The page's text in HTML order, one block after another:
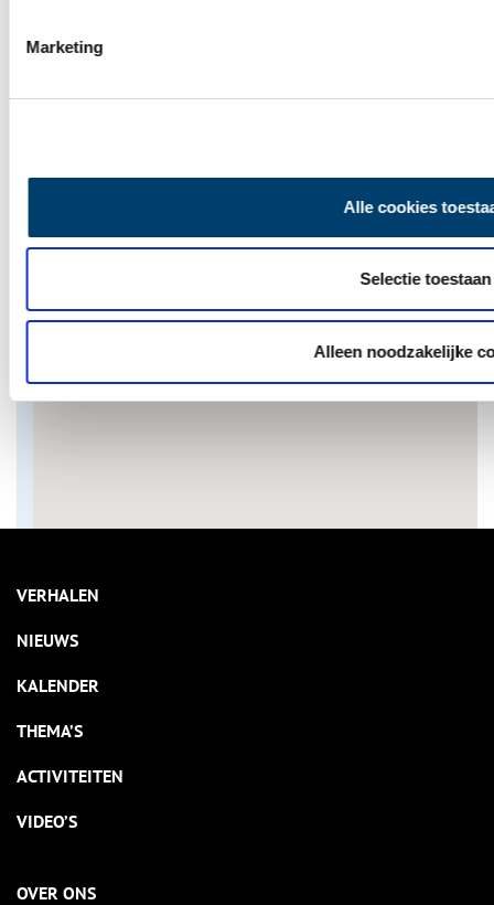
Marketing
Alle cookies
Selectie toestaan
Alleen noodzakelijke
Stad
Op de kaart
VERHALEN
NIEUWS
KALENDER
THEMA’S
ACTIVITEITEN
VIDEO’S
OVER ONS